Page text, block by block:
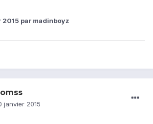
2015 par madinboyz
janvier 2015